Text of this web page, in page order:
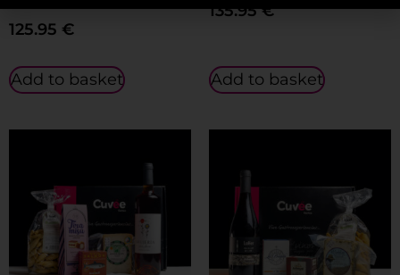
125.95 €
Add to basket
135.95€
Add to basket